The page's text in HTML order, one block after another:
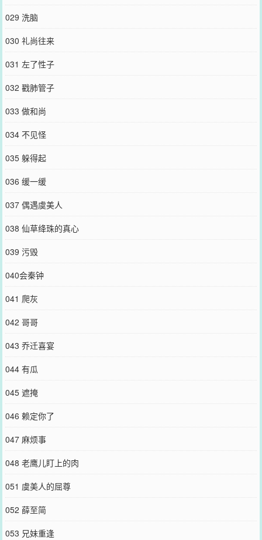
029 洗脑
030 礼尚往来
031 左了性子
032 戳肺管子
033 做和尚
034 不见怪
035 躲得起
036 缓一缓
037 偶遇虞美人
038 仙草绛珠的真心
039 污毁
040会秦钟
041 爬灰
042 哥哥
043 乔迁喜宴
044 有瓜
045 遮掩
046 赖定你了
047 麻烦事
048 老鹰儿盯上的肉
051 虞美人的屈尊
052 薛至简
053 兄妹重逢